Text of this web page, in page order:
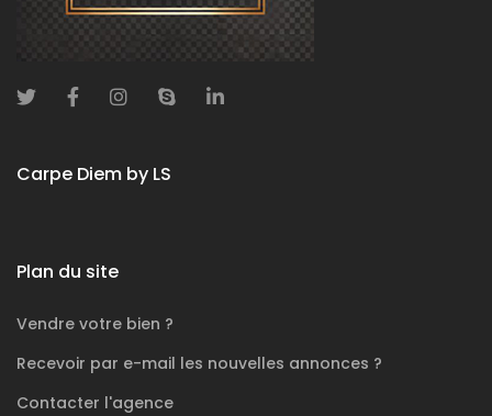
Carpe Diem by LS
Plan du site
Vendre votre bien ?
Recevoir par e-mail les nouvelles annonces ?
Contacter l'agence